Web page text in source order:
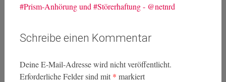
#Prism-Anhörung und #Störerhaftung - @netnrd
Schreibe einen Kommentar
Deine E-Mail-Adresse wird nicht veröffentlicht.
Erforderliche Felder sind mit * markiert